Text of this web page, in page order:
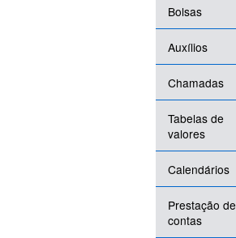
Bolsas
Auxílios
Chamadas
Tabelas de
valores
Calendários
Prestação de
contas